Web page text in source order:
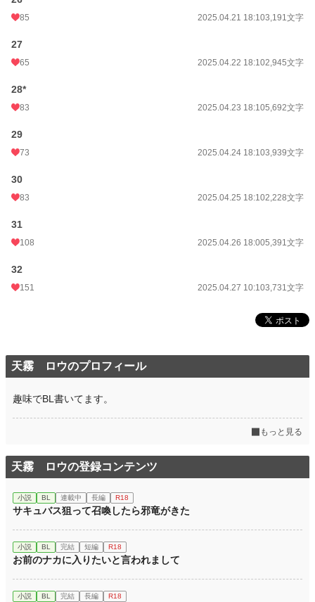
85 2025.04.21 18:103,191文字
27
65 2025.04.22 18:102,945文字
28*
83 2025.04.23 18:105,692文字
29
73 2025.04.24 18:103,939文字
30
83 2025.04.25 18:102,228文字
31
108 2025.04.26 18:005,391文字
32
151 2025.04.27 10:103,731文字
天霧 ロウのプロフィール
趣味でBL書いてます。
もっと見る
天霧 ロウの登録コンテンツ
小説 BL 連載中 長編 R18
サキュバス狙って召喚したら邪竜がきた
小説 BL 完結 短編 R18
お前のナカに入りたいと言われまして
小説 BL 完結 長編 R18